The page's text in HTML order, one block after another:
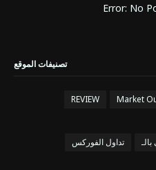
Error: No
تصنيفات الموقع
Market
REVIEW
تداول الفوركس